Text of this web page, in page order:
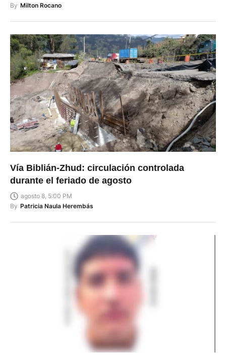
By Milton Rocano
Vía Biblián-Zhud: circulación controlada
durante el feriado de agosto
agosto 8, 5:00 PM
By Patricia Naula Herembás